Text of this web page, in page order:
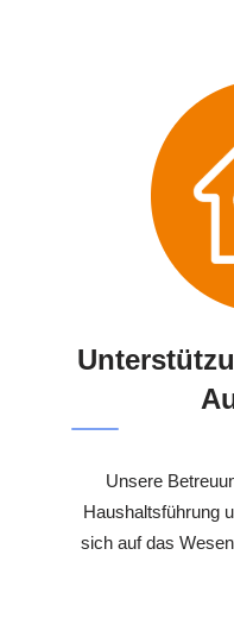
Unsere
Haushaltsführung
sich auf das